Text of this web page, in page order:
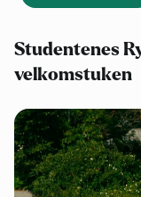
Studentenes
velkomstuken